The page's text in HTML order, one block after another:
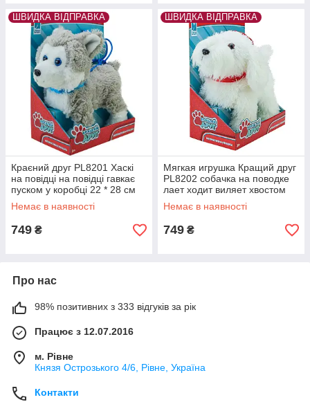
ШВИДКА ВІДПРАВКА
Краєний друг PL8201 Хаскі
на повідці на повідці гавкає
пуском у коробці 22 * 28 см
Немає в наявності
749 ₴
ШВИДКА ВІДПРАВКА
Мягкая игрушка Кращий друг
PL8202 собачка на поводке
лает ходит виляет хвостом
22*28 см
Немає в наявності
749 ₴
Про нас
98% позитивних з 333 відгуків за рік
Працює з 12.07.2016
м. Рівне
Князя Острозького 4/6, Рівне, Україна
Контакти